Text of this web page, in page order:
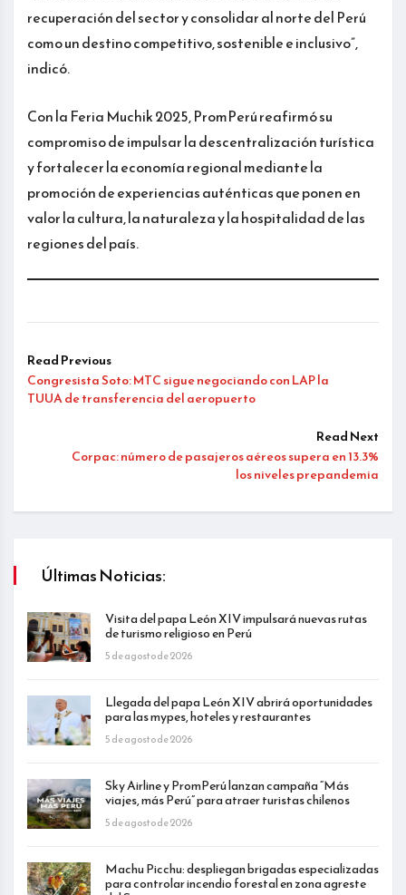
recuperación del sector y consolidar al norte del Perú
como un destino competitivo, sostenible e inclusivo”,
indicó.
Con la Feria Muchik 2025, PromPerú reafirmó su
compromiso de impulsar la descentralización turística
y fortalecer la economía regional mediante la
promoción de experiencias auténticas que ponen en
valor la cultura, la naturaleza y la hospitalidad de las
regiones del país.
Read Previous
Congresista Soto: MTC sigue negociando con LAP la
TUUA de transferencia del aeropuerto
Read Next
Corpac: número de pasajeros aéreos supera en 13.3%
los niveles prepandemia
Últimas Noticias:
Visita del papa León XIV impulsará nuevas rutas
de turismo religioso en Perú
5 de agosto de 2026
Llegada del papa León XIV abrirá oportunidades
para las mypes, hoteles y restaurantes
5 de agosto de 2026
Sky Airline y PromPerú lanzan campaña “Más
viajes, más Perú” para atraer turistas chilenos
5 de agosto de 2026
Machu Picchu: despliegan brigadas especializadas
para controlar incendio forestal en zona agreste